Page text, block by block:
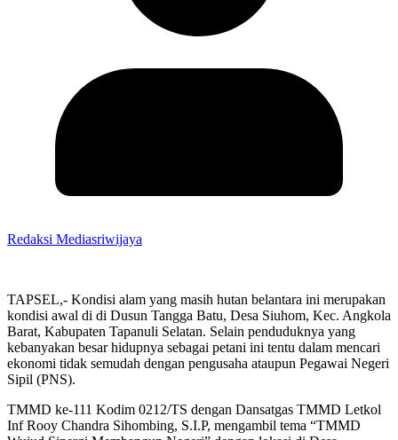
Redaksi Mediasriwijaya
TAPSEL,- Kondisi alam yang masih hutan belantara ini merupakan
kondisi awal di di Dusun Tangga Batu, Desa Siuhom, Kec. Angkola
Barat, Kabupaten Tapanuli Selatan. Selain penduduknya yang
kebanyakan besar hidupnya sebagai petani ini tentu dalam mencari
ekonomi tidak semudah dengan pengusaha ataupun Pegawai Negeri
Sipil (PNS).
TMMD ke-111 Kodim 0212/TS dengan Dansatgas TMMD Letkol
Inf Rooy Chandra Sihombing, S.I.P, mengambil tema “TMMD